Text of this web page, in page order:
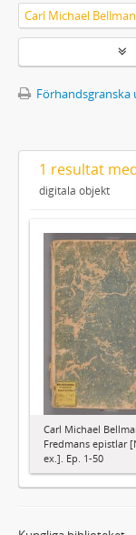
1 resultat
digitala objekt
Carl Michael
Fredmans epistlar
ex.]. Ep. 1-50